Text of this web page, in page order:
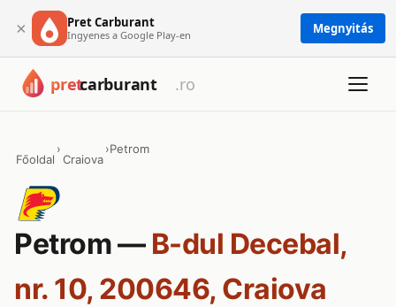
× Pret Carburant
Ingyenes a Google Play-en Megnyitás
Főoldal
›
Craiova
›Petrom
Petrom — B-dul Decebal,
nr. 10, 200646, Craiova